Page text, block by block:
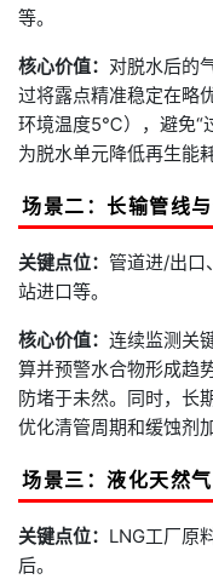
等。
核心价值： 对脱水后的
过将露点精准稳定在略
环境温度5℃），避免“
为脱水单元降低再生能
场景二：长输管线
关键点位： 管道进/出口
站进口等。
核心价值： 连续监测关
算并预警水合物形成趋
防堵于未然。同时，长
优化清管周期和缓蚀剂
场景三：液化天然
关键点位： LNG工厂原
后。